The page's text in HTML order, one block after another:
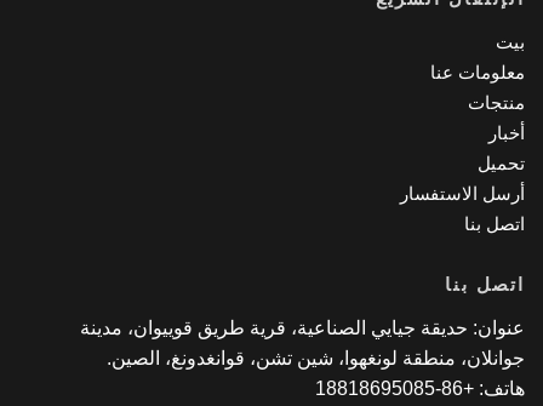
عنا
الاستفسار
بنا
بنا
حديقة جيايي الصناعية، قرية طريق قوييوان، مدينة
منطقة لونغهوا، شين تشن، قوانغدونغ، الصين.
18818695085